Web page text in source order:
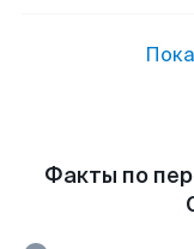
Факты по